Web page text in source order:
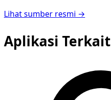
Lihat sumber resmi →
Aplikasi Terkait